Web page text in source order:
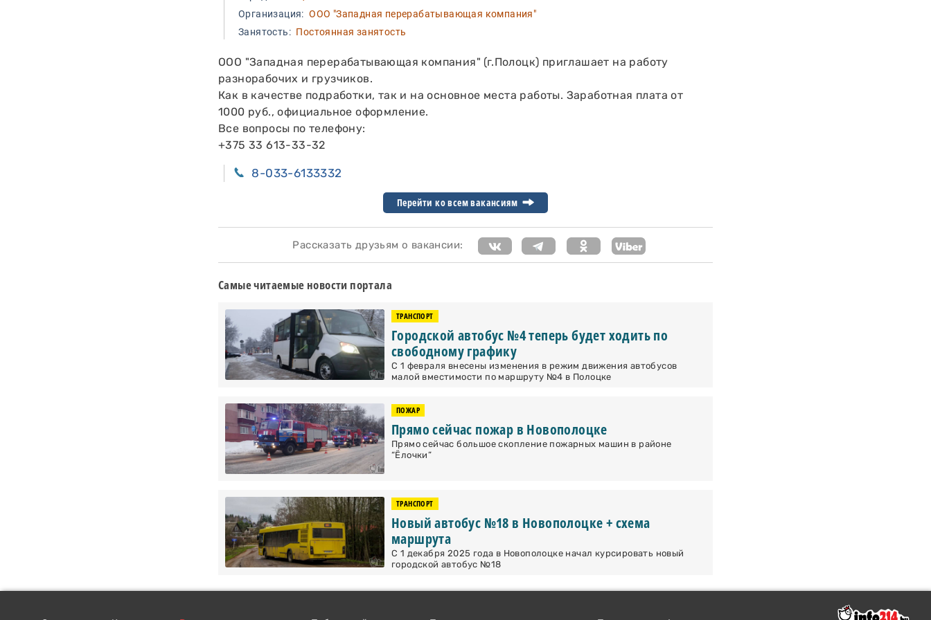
Организация: ООО "Западная перерабатывающая компания"
Занятость: Постоянная занятость
ООО "Западная перерабатывающая компания" (г.Полоцк) приглашает на работу
разнорабочих и грузчиков.
Как в качестве подработки, так и на основное места работы. Заработная плата от
1000 руб., официальное оформление.
Все вопросы по телефону:
+375 33 613-33-32
8-033-6133332
Перейти ко всем вакансиям
Рассказать друзьям о вакансии:
Самые читаемые новости портала
ТРАНСПОРТ
Городской автобус №4 теперь будет ходить по
свободному графику
С 1 февраля внесены изменения в режим движения автобусов
малой вместимости по маршруту №4 в Полоцке
ПОЖАР
Прямо сейчас пожар в Новополоцке
Прямо сейчас большое скопление пожарных машин в районе
“Ёлочки”
ТРАНСПОРТ
Новый автобус №18 в Новополоцке + схема
маршрута
С 1 декабря 2025 года в Новополоцке начал курсировать новый
городской автобус №18